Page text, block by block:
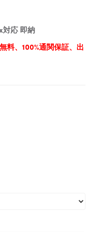
応 即納
料、100%通関保証、出